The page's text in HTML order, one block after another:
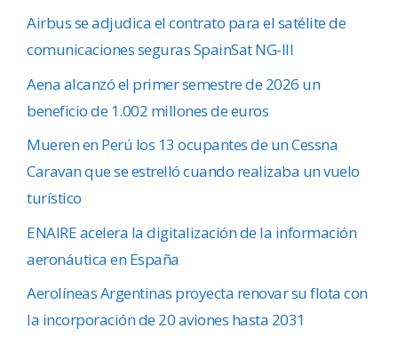
Airbus se adjudica el contrato para el satélite de
comunicaciones seguras SpainSat NG-III
Aena alcanzó el primer semestre de 2026 un
beneficio de 1.002 millones de euros
Mueren en Perú los 13 ocupantes de un Cessna
Caravan que se estrelló cuando realizaba un vuelo
turístico
ENAIRE acelera la digitalización de la información
aeronáutica en España
Aerolíneas Argentinas proyecta renovar su flota con
la incorporación de 20 aviones hasta 2031